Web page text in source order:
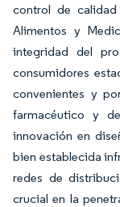
control de
Alimentos y
integridad del
consumidores
convenientes y
farmacéutico y
innovación en
bien establecida
redes de
crucial en la